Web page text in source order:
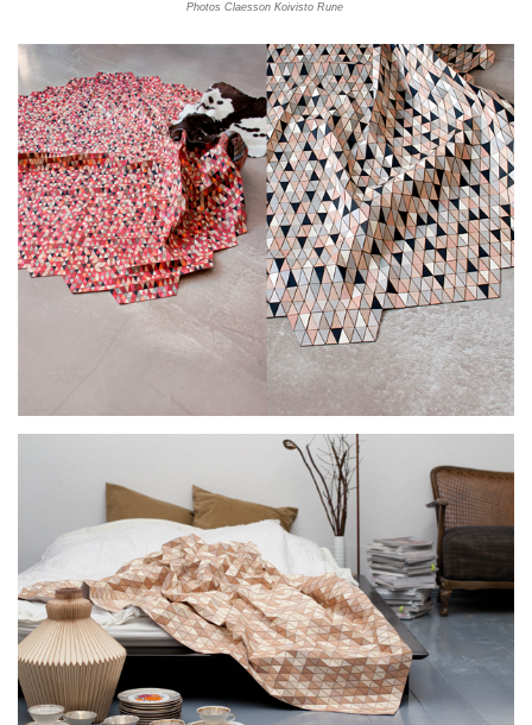
Photos Claesson Koivisto Rune